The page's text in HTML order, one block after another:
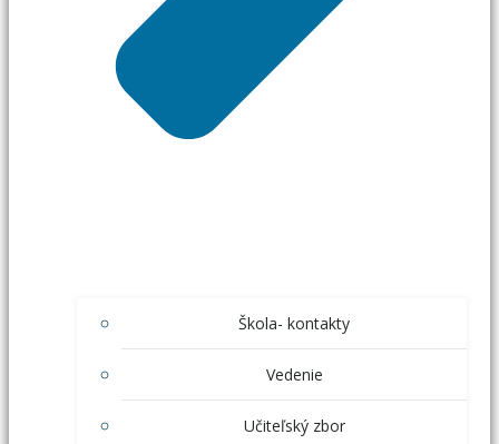
Škola- kontakty
Vedenie
Učiteľský zbor